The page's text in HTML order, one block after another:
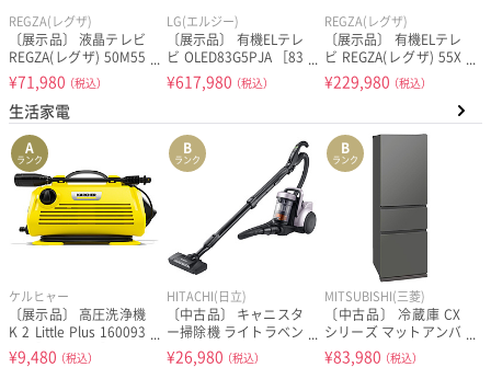
REGZA(レグザ)
〔展示品〕 液晶テレビ
REGZA(レグザ) 50M55
0R ［50V型 ／Bluetoot
h対応 ／4K対応 ／B
S・CS 4Kチューナー内
蔵 ／YouTube対応］
¥71,980（税込）
LG(エルジー)
〔展示品〕 有機ELテレ
ビ OLED83G5PJA ［83
V型 ／Bluetooth対応
／4K対応 ／BS・CS 4
uTube対応］
¥617,980（税込）
REGZA(レグザ)
〔展示品〕 有機ELテレ
ビ REGZA(レグザ) 55X
9900R ［55V型 ／4K
対応 ／BS・CS 4Kチュ
ーナー内蔵 ／YouTube
対応］
¥229,980（税込）
生活家電
A
ランク
ケルヒャー
〔展示品〕 高圧洗浄機
K 2 Little Plus 160093
40 ［50／60Hz］
¥9,480（税込）
B
ランク
HITACHI(日立)
〔中古品〕 キャニスタ
ー掃除機 ライトラベン
ダー CV-SP900M-V
［サイクロン式 ／コー
¥26,980（税込）
B
ランク
MITSUBISHI(三菱)
〔中古品〕 冷蔵庫 CX
シリーズ マットアンバ
ーグレー MR-CX37M-H
［幅60cm ／365L ／3
¥83,980（税込）